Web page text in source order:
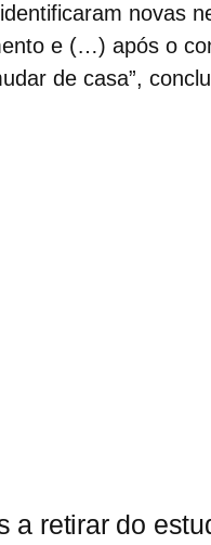
novas
e (…) após o
de casa”,
a retirar do